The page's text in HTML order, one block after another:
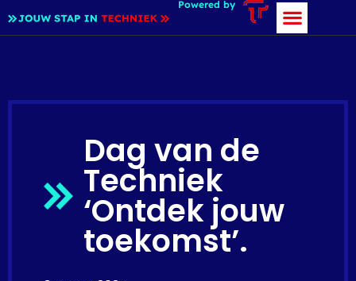
Powered by
Dag van de
Techniek
‘Ontdek jouw
toekomst’.